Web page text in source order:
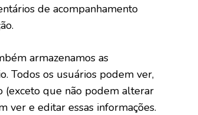
de acompanhamento
armazenamos as
Todos os usuários podem ver,
(exceto que não podem alterar
ver e editar essas informações.